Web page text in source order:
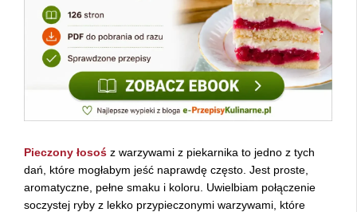
Pieczony łosoś z warzywami z piekarnika to jedno z tych
dań, które mogłabym jeść naprawdę często. Jest proste,
aromatyczne, pełne smaku i koloru. Uwielbiam połączenie
soczystej ryby z lekko przypieczonymi warzywami, które